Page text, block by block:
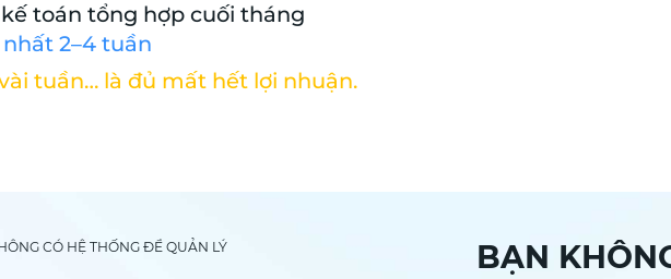
toán tổng hợp cuối tháng
2–4 tuần
tuần… là đủ mất hết lợi nhuận.
BẠN